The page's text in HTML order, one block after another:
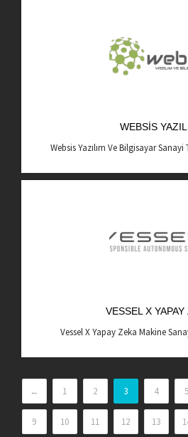
WEBSIS
Websis Yazılım Ve Bilgisayar
VESSEL X YAPAY
Vessel X Yapay Zeka Makine
← 1 2 3 4 5
9 10 11 12 13